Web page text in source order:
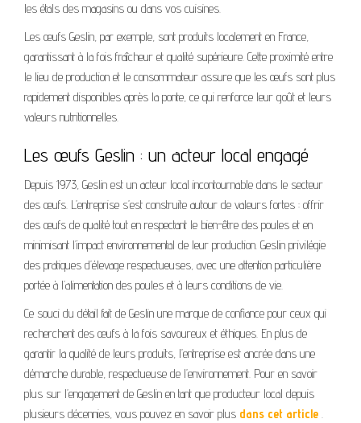
les étals des magasins ou dans vos cuisines.
Les œufs Geslin, par exemple, sont produits localement en France,
garantissant à la fois fraîcheur et qualité supérieure. Cette proximité entre
le lieu de production et le consommateur assure que les œufs sont plus
rapidement disponibles après la ponte, ce qui renforce leur goût et leurs
valeurs nutritionnelles.
Les œufs Geslin : un acteur local engagé
Depuis 1973, Geslin est un acteur local incontournable dans le secteur
des œufs. L’entreprise s’est construite autour de valeurs fortes : offrir
des œufs de qualité tout en respectant le bien-être des poules et en
minimisant l’impact environnemental de leur production. Geslin privilégie
des pratiques d’élevage respectueuses, avec une attention particulière
portée à l’alimentation des poules et à leurs conditions de vie.
Ce souci du détail fait de Geslin une marque de confiance pour ceux qui
recherchent des œufs à la fois savoureux et éthiques. En plus de
garantir la qualité de leurs produits, l’entreprise est ancrée dans une
démarche durable, respectueuse de l’environnement. Pour en savoir
plus sur l’engagement de Geslin en tant que producteur local depuis
plusieurs décennies, vous pouvez en savoir plus dans cet article .